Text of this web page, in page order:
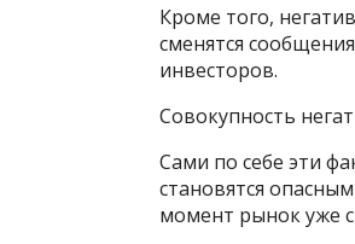
Кроме того,
сменятся
инвесторов.
Совокупность
Сами по себе эти
становятся
момент рынок уже